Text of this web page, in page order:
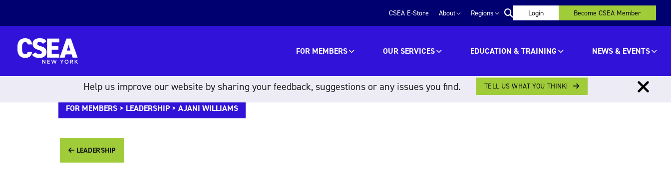
CSEA E-Store About Regions Login Become CSEA Member
FOR MEMBERS OUR SERVICES EDUCATION & TRAINING NEWS & EVENTS
FOR MEMBERS > LEADERSHIP> AJANI WILLIAMS
LEADERSHIP
Help us improve our website by sharing your feedback, suggestions or any issues you find. TELL US WHAT YOU THINK!